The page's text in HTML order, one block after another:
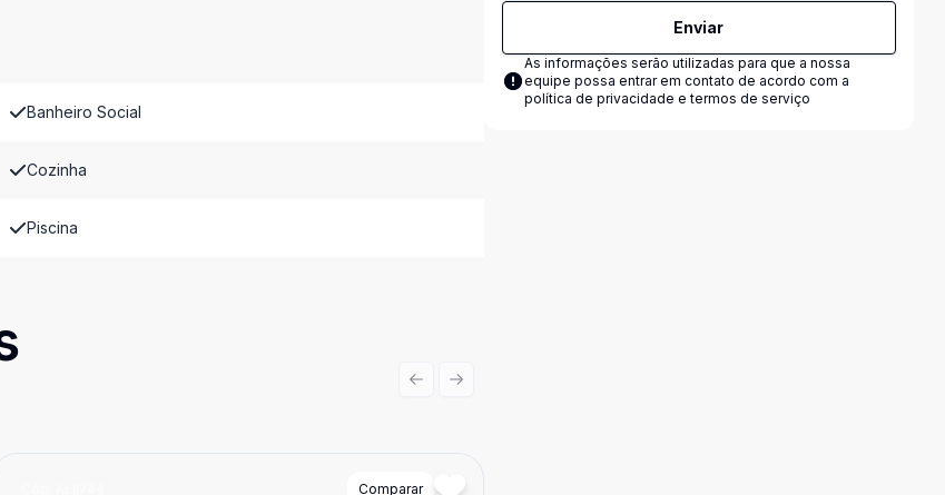
Banheiro Social
Cozinha
Piscina
Comparar
Previous slide
Next slide
Enviar
As informações serão utilizadas para que a nossa
equipe possa entrar em contato de acordo com a
política de privacidade e termos de serviço